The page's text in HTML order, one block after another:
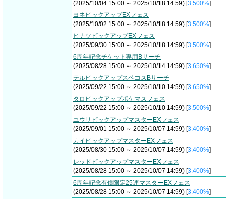
(2025/10/04 15:00 ～ 2025/10/18 14:59) [3.500%]
ヨネピックアップEXフェス
(2025/10/02 15:00 ～ 2025/10/18 14:59) [3.500%]
ヒナツピックアップEXフェス
(2025/09/30 15:00 ～ 2025/10/18 14:59) [3.500%]
6周年記念チケット専用Bサーチ
(2025/08/28 15:00 ～ 2025/10/14 14:59) [3.650%]
テルピックアップスペコスBサーチ
(2025/09/22 15:00 ～ 2025/10/10 14:59) [3.650%]
タロピックアップポケマスフェス
(2025/09/22 15:00 ～ 2025/10/10 14:59) [3.500%]
ユウリピックアップマスターEXフェス
(2025/09/01 15:00 ～ 2025/10/07 14:59) [3.400%]
カイピックアップマスターEXフェス
(2025/08/30 15:00 ～ 2025/10/07 14:59) [3.400%]
レッドピックアップマスターEXフェス
(2025/08/28 15:00 ～ 2025/10/07 14:59) [3.400%]
6周年記念有償限定25連マスターEXフェス
(2025/08/28 15:00 ～ 2025/10/07 14:59) [3.400%]